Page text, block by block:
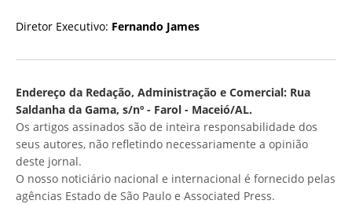
Diretor Executivo: Fernando James
Endereço da Redação, Administração e Comercial: Rua
Saldanha da Gama, s/nº - Farol - Maceió/AL.
Os artigos assinados são de inteira responsabilidade dos
seus autores, não refletindo necessariamente a opinião
deste jornal.
O nosso noticiário nacional e internacional é fornecido pelas
agências Estado de São Paulo e Associated Press.